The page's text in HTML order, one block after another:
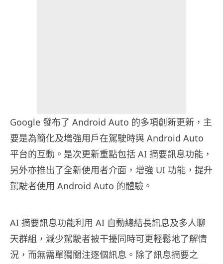
Google 發布了 Android Auto 的多項創新更新，主
要是為簡化及增強用戶在駕駛時與 Android Auto
平台的互動。是次更新重點包括 AI 摘要訊息功能，
另外亦推出了全新使用者介面，增強 UI 功能，提升
駕駛者使用 Android Auto 的體驗。
AI 摘要訊息功能利用 AI 自動總結長訊息及多人聊
天群組，減少駕駛者被干擾同時可更輕鬆地了解情
況，而無需單獨關注逐個訊息。除了訊息摘要之